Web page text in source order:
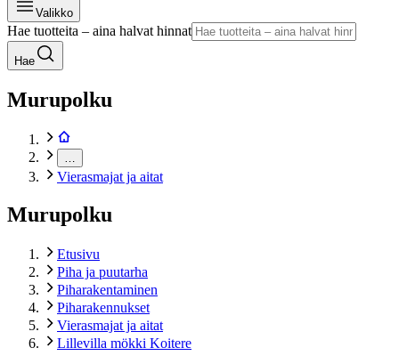
Valikko
Hae tuotteita – aina halvat hinnat
Hae
Murupolku
Vierasmajat ja aitat
Murupolku
Etusivu
Piha ja puutarha
Piharakentaminen
Piharakennukset
Vierasmajat ja aitat
Lillevilla mökki Koitere